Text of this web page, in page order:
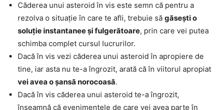
Căderea unui asteroid în vis este semn că pentru a
rezolva o situație în care te afli, trebuie să găsești o
soluție instantanee și fulgerătoare, prin care vei putea
schimba complet cursul lucrurilor.
Dacă în vis vezi căderea unui asteroid în apropiere de
tine, iar asta nu te-a îngrozit, arată că în viitorul apropiat
vei avea o șansă norocoasă.
Dacă în vis căderea unui asteroid te-a îngrozit,
înseamnă că evenimentele de care vei avea parte în